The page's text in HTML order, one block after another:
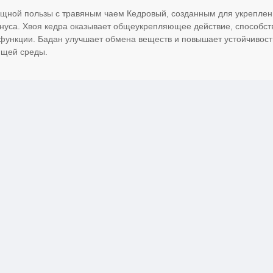
пользы с травяным чаем Кедровый, созданным для
Хвоя кедра оказывает общеукрепляющее действие,
Бадан улучшает обмена веществ и повышает
среды.